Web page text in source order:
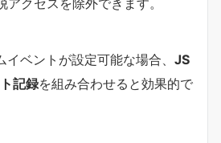
クセスを除外できます。
ベントが設定可能な場合、 JS
記録を組み合わせると効果的で